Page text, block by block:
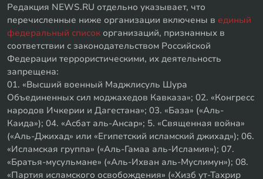
Редакция NEWS.RU отдельно указывает, что
перечисленные ниже организации включены в единый
федеральный список организаций, признанных в
соответствии с законодательством Российской
Федерации террористическими, их деятельность
запрещена:
01. «Высший военный Маджлисуль Шура
Объединенных сил моджахедов Кавказа»; 02. «Конгресс
народов Ичкерии и Дагестана»; 03. «База» («Аль-
Каида»); 04. «Асбат аль-Ансар»; 5. «Священная война»
(«Аль-Джихад» или «Египетский исламский джихад»); 06.
«Исламская группа» («Аль-Гамаа аль-Исламия»); 07.
«Братья-мусульмане» («Аль-Ихван аль-Муслимун»); 08.
«Партия исламского освобождения» («Хизб ут-Тахрир